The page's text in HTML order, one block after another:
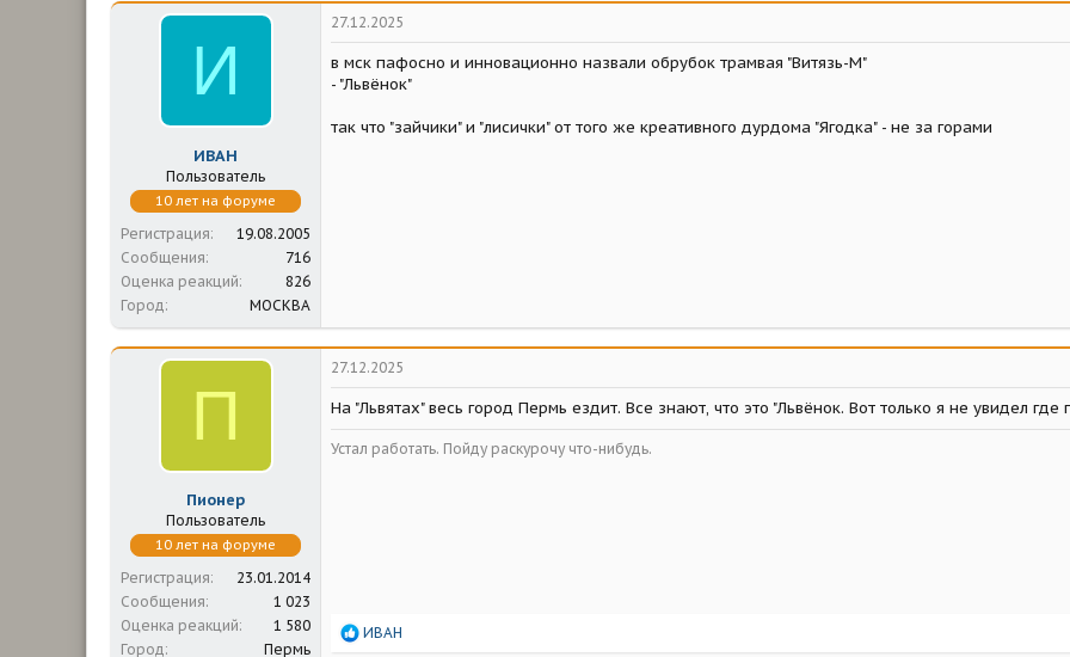
И
ИВАН
Пользователь
10 лет на форуме
Регистрация
19.08.2005
Сообщения
716
Оценка реакций
826
Город
МОСКВА
27.12.2025
в мск пафосно и инновационно назвали обрубок трамвая "Витязь-М"
- "Львёнок"
так что "зайчики" и "лисички" от того же креативного дурдома "Ягодка" - не за горами
П
Пионер
Пользователь
10 лет на форуме
Регистрация
23.01.2014
Сообщения
1 023
Оценка реакций
1 580
Город
Пермь
27.12.2025
На "Львятах" весь город Пермь ездит. Все знают, что это "Львёнок. Вот только я не увидел где
Устал работать. Пойду раскурочу что-нибудь.
Р
ИВАН